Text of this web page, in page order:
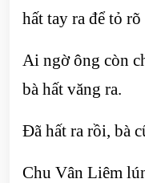
hất tay ra để tỏ
Ai ngờ ông còn
bà hất văng ra.
Đã hất ra rồi, bà
Chu Vân Liêm